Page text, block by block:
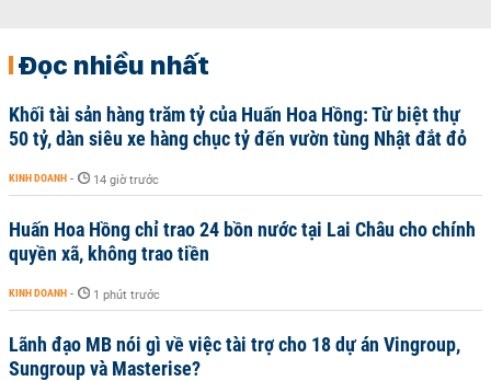
Đọc nhiều nhất
Khối tài sản hàng trăm tỷ của Huấn Hoa Hồng: Từ biệt thự
50 tỷ, dàn siêu xe hàng chục tỷ đến vườn tùng Nhật đắt đỏ
KINH DOANH - 14 giờ trước
Huấn Hoa Hồng chỉ trao 24 bồn nước tại Lai Châu cho chính
quyền xã, không trao tiền
KINH DOANH - 1 phút trước
Lãnh đạo MB nói gì về việc tài trợ cho 18 dự án Vingroup,
Sungroup và Masterise?